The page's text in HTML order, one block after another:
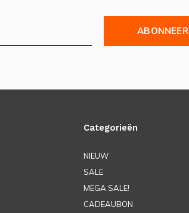
ABONNEER
Categorieën
NIEUW
SALE
MEGA SALE!
CADEAUBON